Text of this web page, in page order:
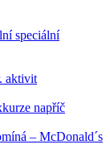
speciální
aktivit
napříč
– McDonald´s